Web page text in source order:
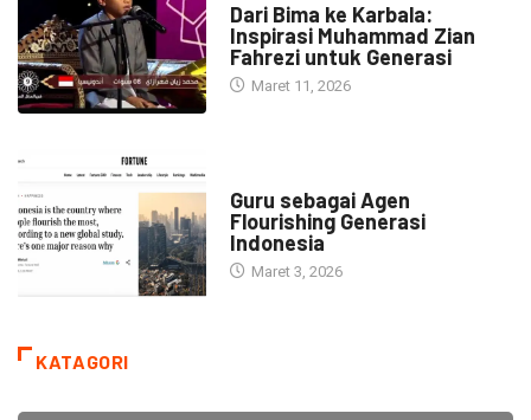
Dari Bima ke Karbala:
Inspirasi Muhammad Zian
Fahrezi untuk Generasi
Maret 11, 2026
Guru sebagai Agen
Flourishing Generasi
Indonesia
Maret 3, 2026
KATAGORI